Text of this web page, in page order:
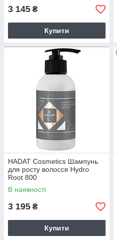
3 145 ₴
Купити
HADAT Cosmetics Шампунь
для росту волосся Hydro
Root 800
В наявності
3 195 ₴
Купити